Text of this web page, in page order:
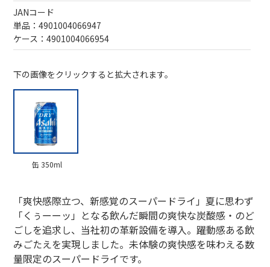
JANコード
単品：4901004066947
ケース：4901004066954
「爽快感際立つ、新感覚のスーパードライ」夏に思わず
「くぅーーッ」となる飲んだ瞬間の爽快な炭酸感・のど
ごしを追求し、当社初の革新設備を導入。躍動感ある飲
みごたえを実現しました。未体験の爽快感を味わえる数
量限定のスーパードライです。
下の画像をクリックすると拡大されます。
缶 350ml